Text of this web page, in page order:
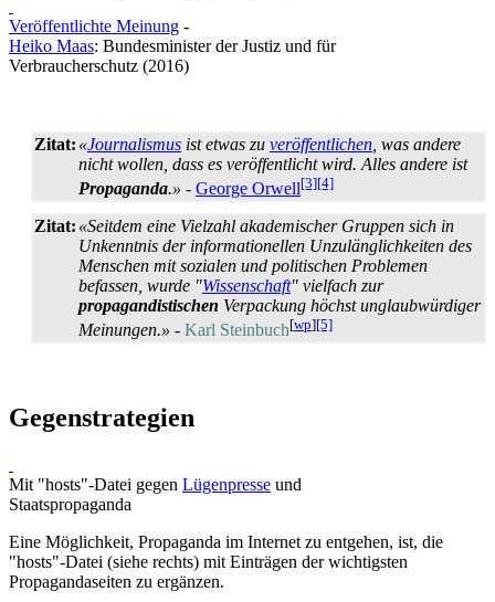
Veröffentlichte Meinung -
Heiko Maas: Bundesminister der Justiz und für
Verbraucherschutz (2016)
Zitat: «Journalismus ist etwas zu veröffentlichen , was andere
nicht wollen, dass es veröffentlicht wird. Alles andere ist
Propaganda.» - George Orwell[3][4]
Zitat: «Seitdem eine Vielzahl akademischer Gruppen sich in
Unkenntnis der informationellen Unzulänglichkeiten des
Menschen mit sozialen und politischen Problemen
befassen, wurde "Wissenschaft" vielfach zur
propagandistischen Verpackung höchst unglaubwürdiger
Meinungen.» - Karl Steinbuch[wp][5]
Gegenstrategien
Mit "hosts"-Datei gegen Lügen­presse und
Staats­propaganda
Eine Möglichkeit, Propaganda im Internet zu entgehen, ist, die
"hosts"-Datei (siehe rechts) mit Einträgen der wichtigsten
Propaganda­seiten zu ergänzen.